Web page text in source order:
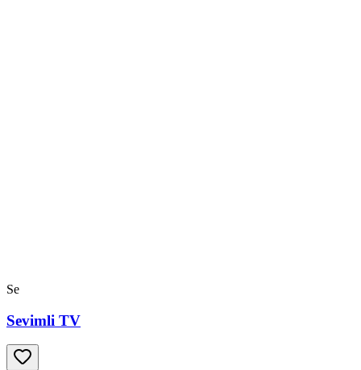
Se
Sevimli TV